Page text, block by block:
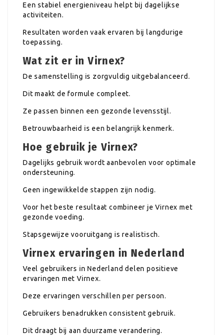
Een stabiel energieniveau helpt bij dagelijkse
activiteiten.
Resultaten worden vaak ervaren bij langdurige
toepassing.
Wat zit er in Virnex?
De samenstelling is zorgvuldig uitgebalanceerd.
Dit maakt de formule compleet.
Ze passen binnen een gezonde levensstijl.
Betrouwbaarheid is een belangrijk kenmerk.
Hoe gebruik je Virnex?
Dagelijks gebruik wordt aanbevolen voor optimale
ondersteuning.
Geen ingewikkelde stappen zijn nodig.
Voor het beste resultaat combineer je Virnex met
gezonde voeding.
Stapsgewijze vooruitgang is realistisch.
Virnex ervaringen in Nederland
Veel gebruikers in Nederland delen positieve
ervaringen met Virnex.
Deze ervaringen verschillen per persoon.
Gebruikers benadrukken consistent gebruik.
Dit draagt bij aan duurzame verandering.